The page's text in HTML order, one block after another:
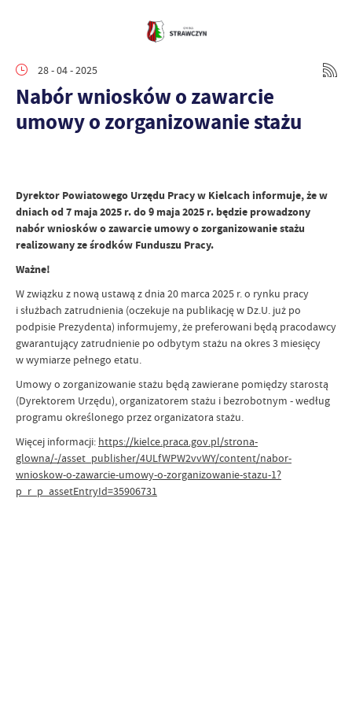
28 - 04 - 2025
Nabór wniosków o zawarcie
umowy o zorganizowanie stażu
Dyrektor Powiatowego Urzędu Pracy w Kielcach informuje, że w
dniach od 7 maja 2025 r. do 9 maja 2025 r. będzie prowadzony
nabór wniosków o zawarcie umowy o zorganizowanie stażu
realizowany ze środków Funduszu Pracy.
Ważne!
W związku z nową ustawą z dnia 20 marca 2025 r. o rynku pracy
i służbach zatrudnienia (oczekuje na publikację w Dz.U. już po
podpisie Prezydenta) informujemy, że preferowani będą pracodawcy
gwarantujący zatrudnienie po odbytym stażu na okres 3 miesięcy
w wymiarze pełnego etatu.
Umowy o zorganizowanie stażu będą zawierane pomiędzy starostą
(Dyrektorem Urzędu), organizatorem stażu i bezrobotnym - według
programu określonego przez organizatora stażu.
Więcej informacji: https://kielce.praca.gov.pl/strona-
glowna/-/asset_publisher/4ULfWPW2vvWY/content/nabor-
wnioskow-o-zawarcie-umowy-o-zorganizowanie-stazu-1?
p_r_p_assetEntryId=35906731